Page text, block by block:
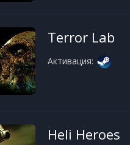
Terror Lab
Активация:
Heli Heroes